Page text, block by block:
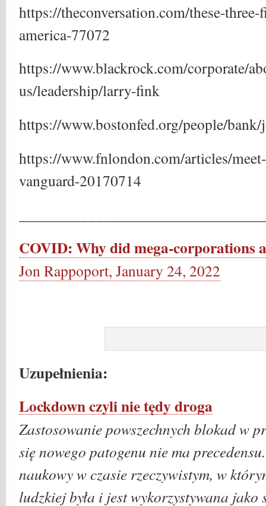
https://theconversation.com/these-
america-77072
https://www.blackrock.com/corporate/
us/leadership/larry-fink
https://www.bostonfed.org/people/bank/
https://www.fnlondon.com/articles/
vanguard-20170714
COVID: Why did mega-corporations
Jon Rappoport, January 24, 2022
Uzupełnienia:
Lockdown czyli nie tędy droga
Zastosowanie powszechnych blokad w
się nowego patogenu nie ma
naukowy w czasie rzeczywistym, w
ludzkiej była i jest wykorzystywana